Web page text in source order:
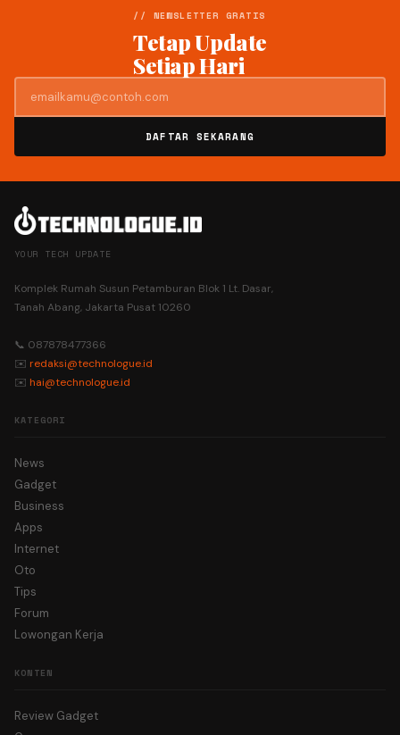
// NEWSLETTER GRATIS
Tetap Update
Setiap Hari
DAFTAR SEKARANG
YOUR TECH UPDATE
Komplek Rumah Susun Petamburan Blok 1 Lt. Dasar,
Tanah Abang, Jakarta Pusat 10260
📞 087878477366
✉️ redaksi@technologue.id
✉️ hai@technologue.id
KATEGORI
News
Gadget
Business
Apps
Internet
Oto
Tips
Forum
Lowongan Kerja
KONTEN
Review Gadget